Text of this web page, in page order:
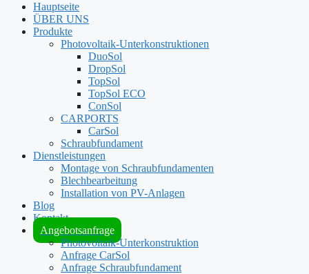
Hauptseite
ÜBER UNS
Produkte
Photovoltaik-Unterkonstruktionen
DuoSol
DropSol
TopSol
TopSol ECO
ConSol
CARPORTS
CarSol
Schraubfundament
Dienstleistungen
Montage von Schraubfundamenten
Blechbearbeitung
Installation von PV-Anlagen
Blog
Kontakt
Angebotsanfrage
Photovoltaik-Unterkonstruktion
Anfrage CarSol
Anfrage Schraubfundament